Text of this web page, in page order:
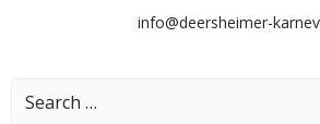
info@deersheimer-
Search